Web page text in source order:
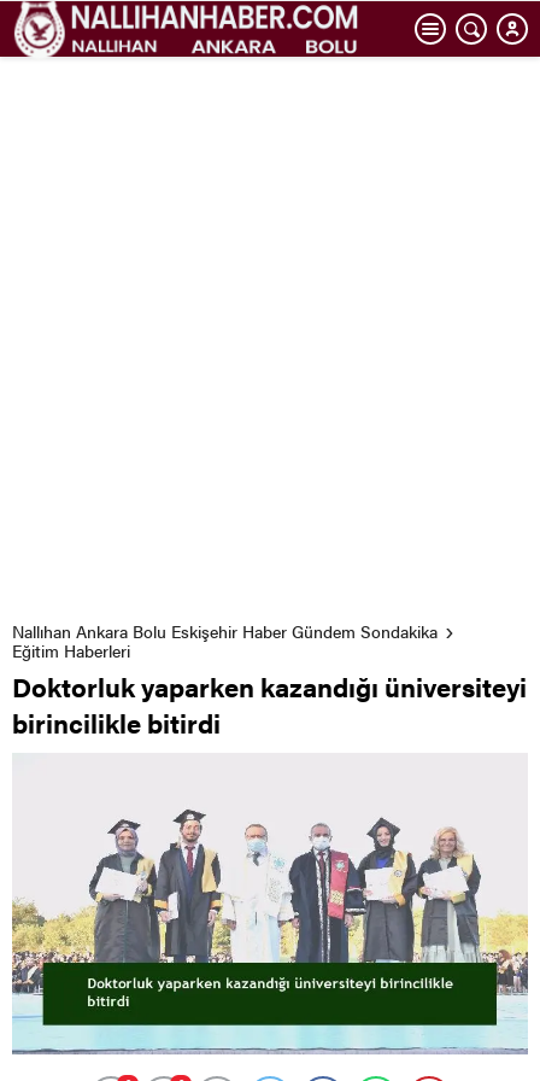
Nallıhan Ankara Bolu Eskişehir Haber Gündem Sondakika
Eğitim Haberleri
Doktorluk yaparken kazandığı üniversiteyi
birincilikle bitirdi